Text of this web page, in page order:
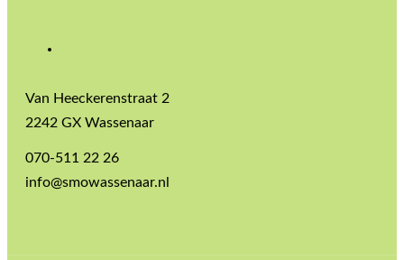
Van Heeckerenstraat 2
2242 GX Wassenaar
070-511 22 26
info@smowassenaar.nl